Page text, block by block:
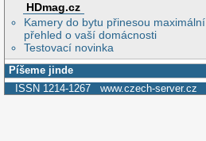
HDmag.cz
Kamery do bytu přinesou maximální
přehled o vaší domácnosti
Testovací novinka
Píšeme jinde
ISSN 1214-1267 www.czech-server.cz